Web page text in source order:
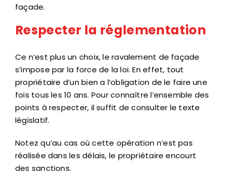
façade.
Respecter la réglementation
Ce n’est plus un choix, le ravalement de façade
s’impose par la force de la loi. En effet, tout
propriétaire d’un bien a l’obligation de le faire une
fois tous les 10 ans. Pour connaître l’ensemble des
points à respecter, il suffit de consulter le texte
législatif.
Notez qu’au cas où cette opération n’est pas
réalisée dans les délais, le propriétaire encourt
des sanctions.